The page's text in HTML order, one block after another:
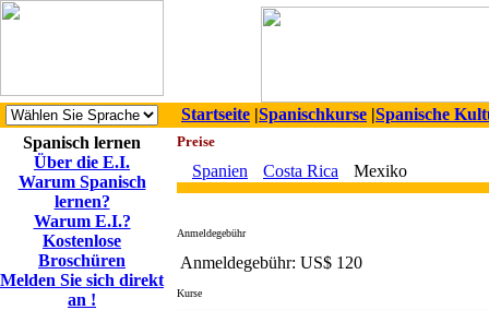
Startseite |Spanischkurse |Spanische
Spanisch lernen
Über die E.I.
Warum Spanisch
lernen?
Warum E.I.?
Kostenlose
Broschüren
Melden Sie sich direkt
an !
Preise
Spanien Costa Rica Mexiko
Anmeldegebühr
Anmeldegebühr: US$ 120
Kurse